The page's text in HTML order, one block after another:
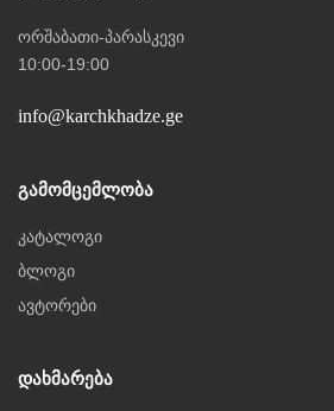
ორშაბათი-პარასკევი
10:00-19:00
info@karchkhadze.ge
Გამომცემლობა
კატალოგი
ბლოგი
ავტორები
Დახმარება